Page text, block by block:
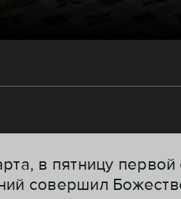
в пятницу
совершил